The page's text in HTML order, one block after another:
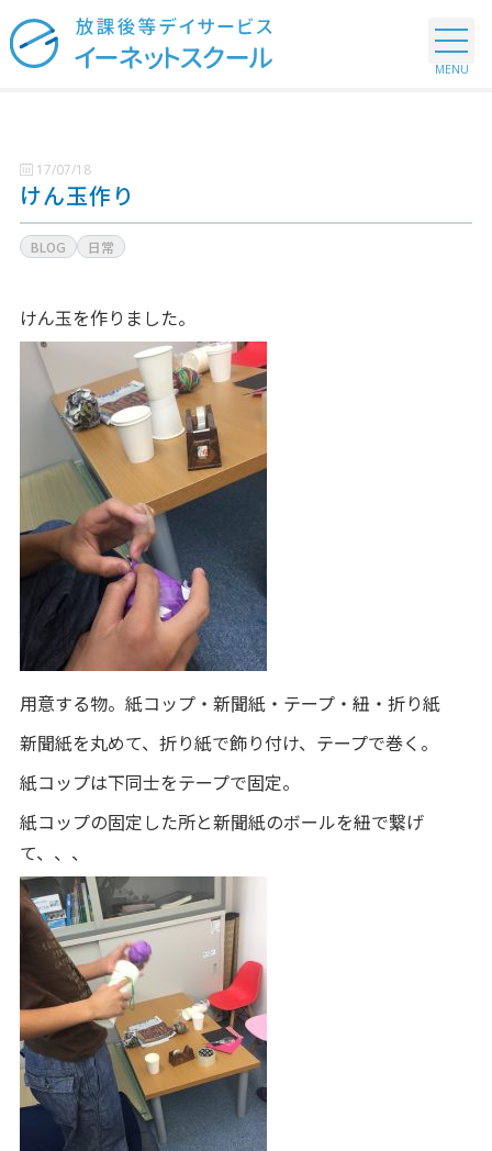
17/07/18
けん玉作り
BLOG 日常
けん玉を作りました。
用意する物。紙コップ・新聞紙・テープ・紐・折り紙
新聞紙を丸めて、折り紙で飾り付け、テープで巻く。
紙コップは下同士をテープで固定。
紙コップの固定した所と新聞紙のボールを紐で繋げ
て、、、